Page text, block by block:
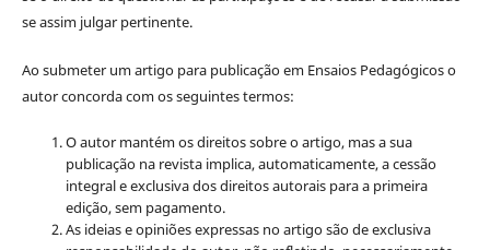
se assim julgar pertinente.
Ao submeter um artigo para publicação em Ensaios Pedagógicos o
autor concorda com os seguintes termos:
O autor mantém os direitos sobre o artigo, mas a sua
publicação na revista implica, automaticamente, a cessão
integral e exclusiva dos direitos autorais para a primeira
edição, sem pagamento.
As ideias e opiniões expressas no artigo são de exclusiva